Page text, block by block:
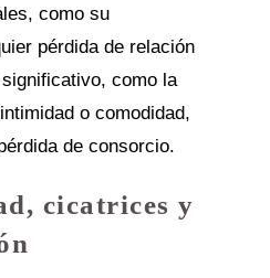
como su
pérdida de relación
como la
o comodidad,
de consorcio.
cicatrices y